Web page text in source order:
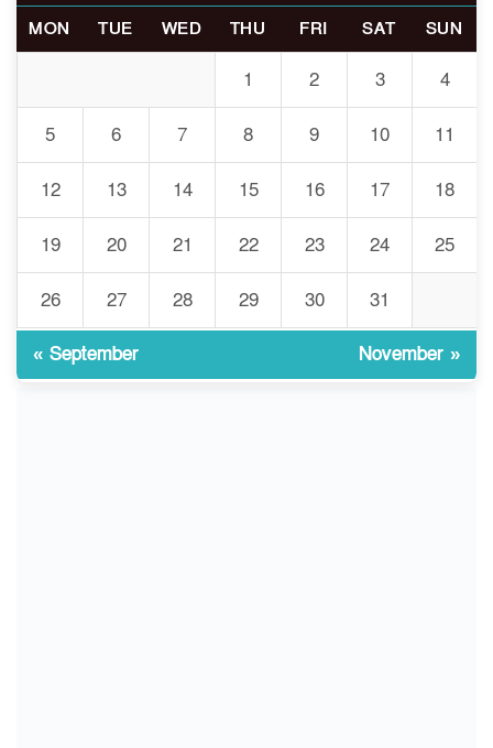
গুরুতর আহত
সাঈদীর ছবিতে জুতা
আমির হামজা
৮
ইসলামী বিশ্ববিদ্যালয়র ৪৪
শিক্ষককে ঘিরে দেশব্যাপী গোপন
গঠিত হলো উচ্চপর্যায়ের কমিটি
৯
মাত্র ৯১ টন ভারতীয় মরিচেই
ভেঙে পড়ল বাজার/৪০০ টাকা
কেজি দাম কে ধরে রেখেছিল?
MON TUE WED THU FRI SAT SUN
1 2 3 4
5 6 7 8 9 10 11
12 13 14 15 16 17 18
19 20 21 22 23 24 25
26 27 28 29 30 31
« September November »